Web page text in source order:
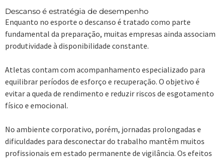
Descanso é estratégia de desempenho
Enquanto no esporte o descanso é tratado como parte
fundamental da preparação, muitas empresas ainda associam
produtividade à disponibilidade constante.
Atletas contam com acompanhamento especializado para
equilibrar períodos de esforço e recuperação. O objetivo é
evitar a queda de rendimento e reduzir riscos de esgotamento
físico e emocional.
No ambiente corporativo, porém, jornadas prolongadas e
dificuldades para desconectar do trabalho mantêm muitos
profissionais em estado permanente de vigilância. Os efeitos